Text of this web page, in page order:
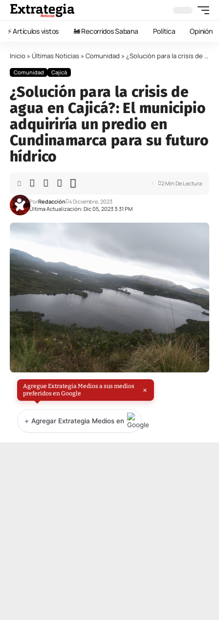
⚡️ Artículos vistos 🚂 Recorridos Sabana Política Opinión
Inicio » Últimas Noticias » Comunidad » ¿Solución para la crisis de agua en Cajicá?: El municipio adquiriría un predio en Cundinamarca para su futuro hídrico
Comunidad Cajicá
¿Solución para la crisis de
agua en Cajicá?: El municipio
adquiriría un predio en
Cundinamarca para su futuro
hídrico
Última Actualización: Dic 05, 2023 3:31 PM
PorRedacción 4 Diciembre, 2023
2 Min De Lectura
Agregue Extrategia Medios a sus medios
preferidos en Google
×
+ Agregar Extrategia Medios en